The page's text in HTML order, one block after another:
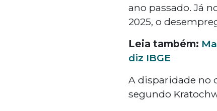
ano passado. Já
2025, o
Leia também:
diz IBGE
A disparidade no
segundo